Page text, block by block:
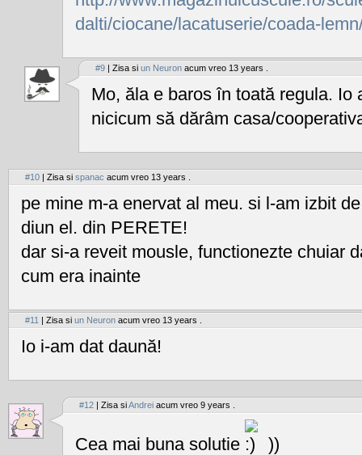
dalti/ciocane/lacatuserie/coada-
#9 | Zisa si un Neuron acum vreo 13 years .
Mo, ăla e baros în toată regula. Io
nicicum să dărâm casa/
#10 | Zisa si spanac acum vreo 13 years .
pe mine m-a enervat al meu. si l-am izbit
diun el. din PERETE!
dar si-a reveit mousle, functionezte chuiar
cum era inainte
#11 | Zisa si un Neuron acum vreo 13 years .
Io i-am dat daună!
#12 | Zisa siAndrei acum vreo 9 years .
Cea mai buna solutie ))